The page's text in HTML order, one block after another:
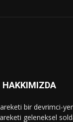
HAKKIMIZDA
bir devrimci-
geleneksel